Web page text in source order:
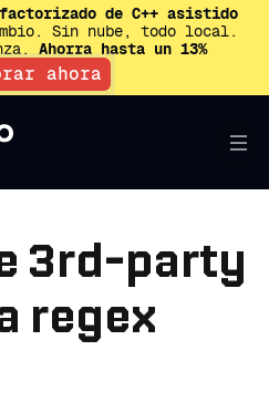
de C++ asistido
Sin nube, todo local.
Ahorra hasta un 13%
ahora
3rd-party
regex